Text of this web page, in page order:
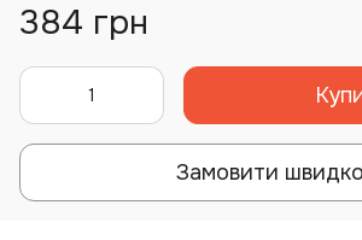
384 грн
Замовити швидко